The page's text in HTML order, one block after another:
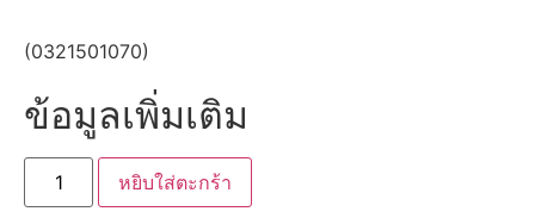
(0321501070)
ข้อมูลเพิ่มเติม
หยิบใส่ตะกร้า